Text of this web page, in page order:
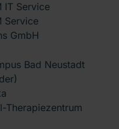
IT Service
Service
GmbH
Bad Neustadt
Therapiezentrum